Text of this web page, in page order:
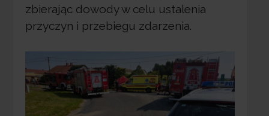
zbierając dowody w celu ustalenia
przyczyn i przebiegu zdarzenia.